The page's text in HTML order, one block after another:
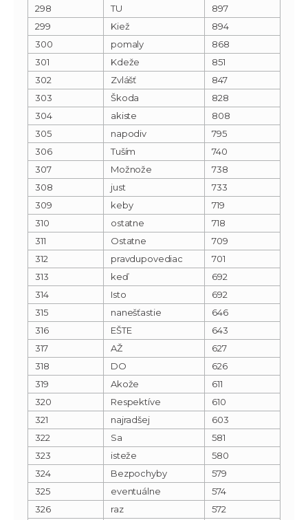
298 TU
897
299
Kiež
894
300
pomaly
868
301
Kdeže
851
302
Zvlášť
847
303
Škoda
828
304
akiste
808
305
napodiv
795
306
Tuším
740
307
Možnože
738
308
just
733
309
keby
719
310
ostatne
718
311
Ostatne
709
312
pravdupovediac
701
313
keď
692
314
Isto
692
315
nanešťastie
646
316
EŠTE
643
317
AŽ
627
318
DO
626
319
Akože
611
320
Respektíve
610
321
najradšej
603
322
Sa
581
323
isteže
580
324
Bezpochyby
579
325
eventuálne
574
326
raz
572